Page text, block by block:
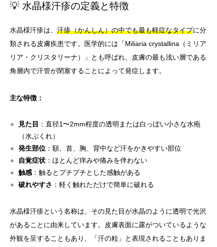
💡 水晶様汗疹の定義と特徴
水晶様汗疹は、 汗疹（かんしん）の中でも最も軽症なタイプに分
類される皮膚疾患です。医学的には「Miliaria crystallina（ミリア
リア・クリスタリーナ）」とも呼ばれ、皮膚の最も浅い層である
角層内で汗管が閉塞することによって発症します。
主な特徴：
見た目 ：直径1〜2mm程度の透明または白っぽい小さな水疱
（水ぶくれ）
発生部位 ：額、首、胸、背中など汗をかきやすい部位
自覚症状 ：ほとんど痒みや痛みを伴わない
触感 ：触るとプチプチとした感触がある
破れやすさ ：軽く触れただけで簡単に破れる
水晶様汗疹という名称は、その見た目が水晶のように透明で光沢
があることに由来しています。皮膚表面に露がついているような
外観を呈することもあり、「汗の粒」と表現されることもありま